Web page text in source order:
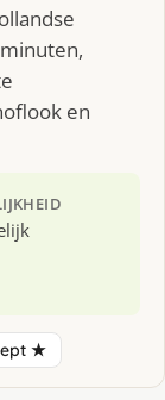
en
★